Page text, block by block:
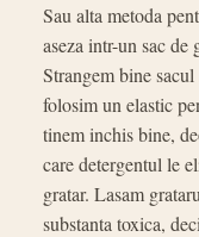
Sau alta metoda
aseza intr-un sac de
Strangem bine
folosim un elastic
tinem inchis bine,
care detergentul le
gratar. Lasam
substanta toxica,